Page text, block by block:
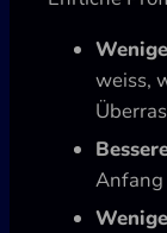
weiss,
Anfang